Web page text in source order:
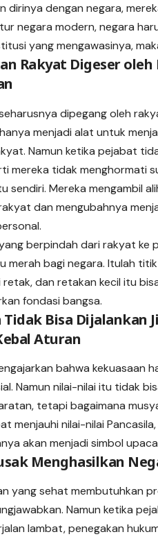
dirinya dengan negara,
negara modern, negara
yang mengawasinya,
Rakyat Digeser oleh
dipegang oleh
menjadi alat untuk
Namun ketika pejabat
mereka tidak menghormati
sendiri. Mereka mengambil
dan mengubahnya
berpindah dari rakyat ke
merah bagi negara. Itulah
retak, dan retakan kecil itu
fondasi bangsa.
Tidak Bisa Dijalankan
Aturan
bahwa kekuasaan
Namun nilai-nilai itu tidak
tetapi bagaimana
menjauhi nilai-nilai
akan menjadi simbol
Menghasilkan
yang sehat membutuhkan
Namun ketika
lambat, penegakan